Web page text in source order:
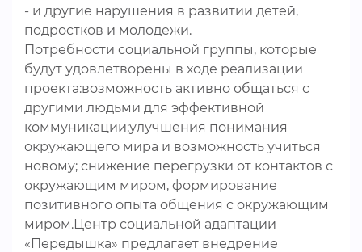
- и другие нарушения в развитии детей,
подростков и молодежи.
Потребности социальной группы, которые
будут удовлетворены в ходе реализации
проекта:возможность активно общаться с
другими людьми для эффективной
коммуникации;улучшения понимания
окружающего мира и возможность учиться
новому; снижение перегрузки от контактов с
окружающим миром, формирование
позитивного опыта общения с окружающим
миром.Центр социальной адаптации
«Передышка» предлагает внедрение